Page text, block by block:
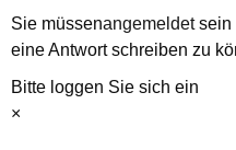
Sie müssenangemeldetsein
eine Antwort schreiben zu
Bitte loggen Sie sich ein
×